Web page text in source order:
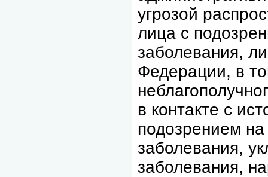
угрозой
лица с
заболевания,
Федерации, в
в контакте с
подозрением
заболевания,
заболевания,